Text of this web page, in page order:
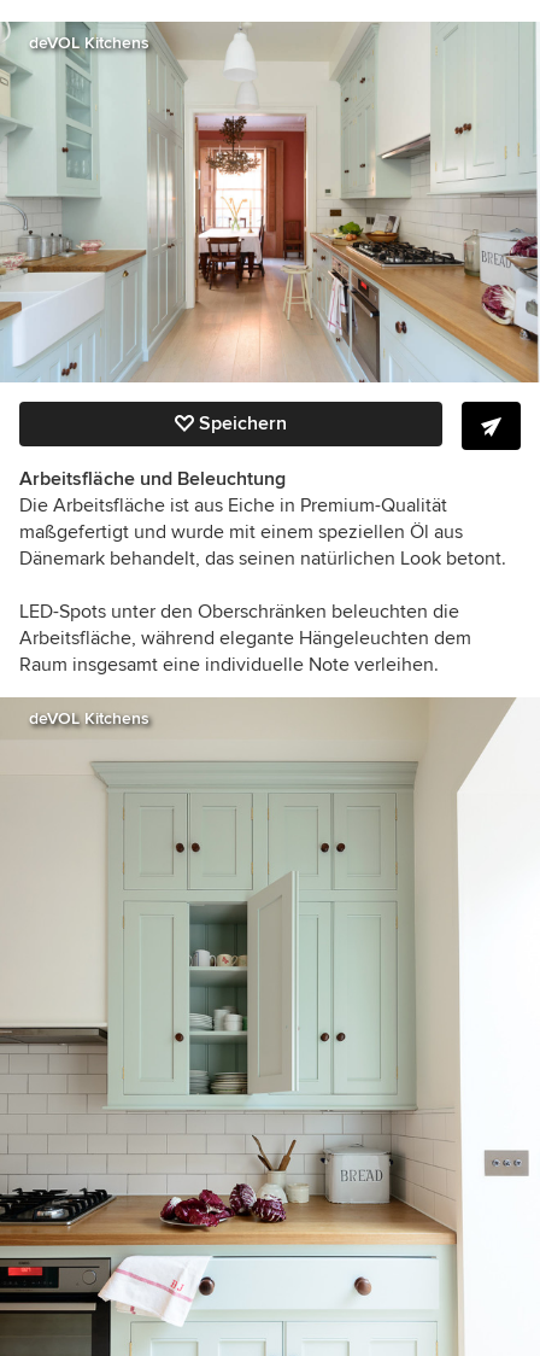
deVOL Kitchens
Speichern
Arbeitsfläche und Beleuchtung
Die Arbeitsfläche ist aus Eiche in Premium-Qualität
maßgefertigt und wurde mit einem speziellen Öl aus
Dänemark behandelt, das seinen natürlichen Look betont.
LED-Spots unter den Oberschränken beleuchten die
Arbeitsfläche, während elegante Hängeleuchten dem
Raum insgesamt eine individuelle Note verleihen.
deVOL Kitchens